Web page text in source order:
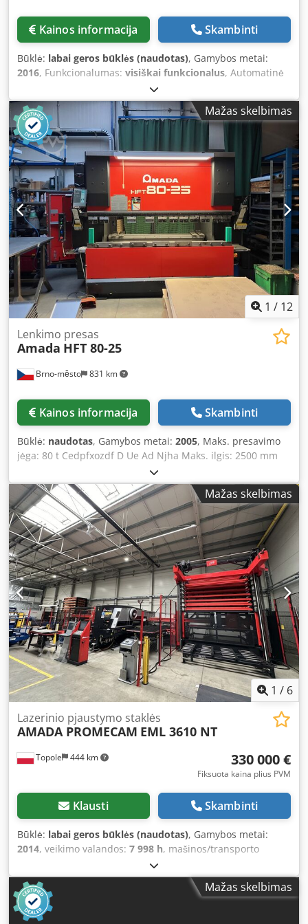
komplektaciją. Lenkimo presas buvo reguliariai prižiūrimas
ir tinkamai aptarnautas. Visos priežiūros, saugos
patikrinimai (UVV), hidraulinio aliejaus keitimas ir kiti
priežiūros darbai buvo dokumentuoti. Yra naudojimo
instrukcija ir priežiūros dokumentai. Šiuo metu mašina vis
dar naudojama gamybos procese, ir ją galima apžiūrėti po
susitarimo. Techniniai duomenys: ·Gamintojas: AMADA
·Tipas: HFE 3L 2204L „Long Stroke“ ·Pagamintas: 2015 m.
gruodį (2016 m. modelis) ·Spaudimo jėga: 220 t (2 200 kN)
·Lenkimo ilgis: 4280 mm ·Atstumas tarp stulpų: 3760 mm
·Išsikišimas: 420 mm Cjdpfxjzq S E Re Ad Nsha ·Eiga: 350
mm („Long Stroke“) ·Atidarymas: 620 mm ·Stalo plotis: 180
mm ·CNC ašys: 8 (Y1, Y2, X1, X2, R1, R2, Z1, Z2) ·Valdymo
sistema: AMADA AMNC 3i Multi Media ·Mašinos svoris:
apie 18 000 kg ·Prisijungimo galia: 25,5 kW ·Darbinė
įtampa: 400 V / 50 Hz Šis AMADA HFE 3L 2204L apjungia
pažangiausias CNC technologijas, didelį tikslumą ir platų
aukštos kokybės įrangos komplektą. Dėl puikios jo būklės,
dokumentuotos priežiūros istorijos ir galingos „Long
Stroke“ konstrukcijos, tai yra puiki investicija įmonėms,
kurios kelia aukštus kokybės, produktyvumo ir proceso
saugumo reikalavimus. Visi techniniai duomenys
pateikiami remiantis geriausiomis žiniomis ir sąžiningumu,
tačiau be jokių garantijų. Pasilieka teisė į klaidų, pakeitimų
ir pardavimo prieš tai neįspėjus atveju.
Kainos informacija Skambinti
Būklė: labai geros būklės (naudotas), Gamybos metai:
2016, Funkcionalumas: visiškai funkcionalus, Automatinė
juostinė pjūklinė AMADA HFA 400 W (pagaminta 2016 m.)
Pjovimo galimybės: Apvalus skersmuo – 420 mm
Kvadratinis – 400 x 400 mm Padavimas – 5–470 mm
Daugybinis padavimas – iki 9999 mm Skiedrų šalinimo
įrenginys Codpfjzrz Ahsx Ad Njha Variklio galia – 5,5 kW
Pjūklo ašmenų greitis – 15–90 m/min., reguliuojamas be
pakopų Skaičiuotuvas Svoris – 2200 kg *Pjūklas yra labai
geroje būklėje ir puikiai veikia*
Mažas skelbimas
1 / 12
Brno-město 831 km
Lenkimo presas
Amada HFT 80-25
Kainos informacija Skambinti
Būklė: naudotas, Gamybos metai: 2005, Maks. presavimo
jėga: 80 t Cedpfxozdf D Ue Ad Njha Maks. ilgis: 2500 mm
Eiga: 200 mm Staklės svoris: 5750 kg
Mažas skelbimas
1 / 6
Topole 444 km
Lazerinio pjaustymo staklės
AMADA PROMECAM EML 3610 NT
330 000 €
Fiksuota kaina plius PVM
Klausti Skambinti
Būklė: labai geros būklės (naudotas), Gamybos metai:
2014, veikimo valandos: 7 998 h, mašinos/transporto
43610191, aliuminio lakšto storis
(maks.):6 mm, For sale, we are offering an Amada EML
3610NT punch-laser combination machine. The offered
machine is used and in very good condition. Main features
of the machine (overall): • Combination of punching and
Mažas skelbimas